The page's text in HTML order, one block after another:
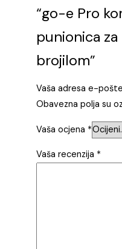
“go-e Pro
punionica za
brojilom”
Vaša adresa e-
Obavezna polja su
Vaša ocjena *
Vaša recenzija *